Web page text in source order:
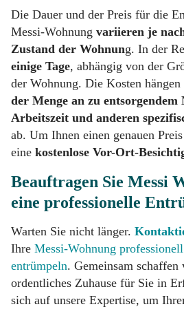
Die Dauer und der Preis für die
Messi-Wohnung variieren je
Zustand der Wohnung. In der
einige Tage, abhängig von der
der Wohnung. Die Kosten hängen
der Menge an zu
Arbeitszeit und anderen
ab. Um Ihnen einen genauen
eine kostenlose Vor-Ort-
Beauftragen Sie Messi
eine professionelle
Warten Sie nicht länger.
Ihre Messi-Wohnung
entrümpeln. Gemeinsam schaffen
ordentliches Zuhause für Sie in
sich auf unsere Expertise, um